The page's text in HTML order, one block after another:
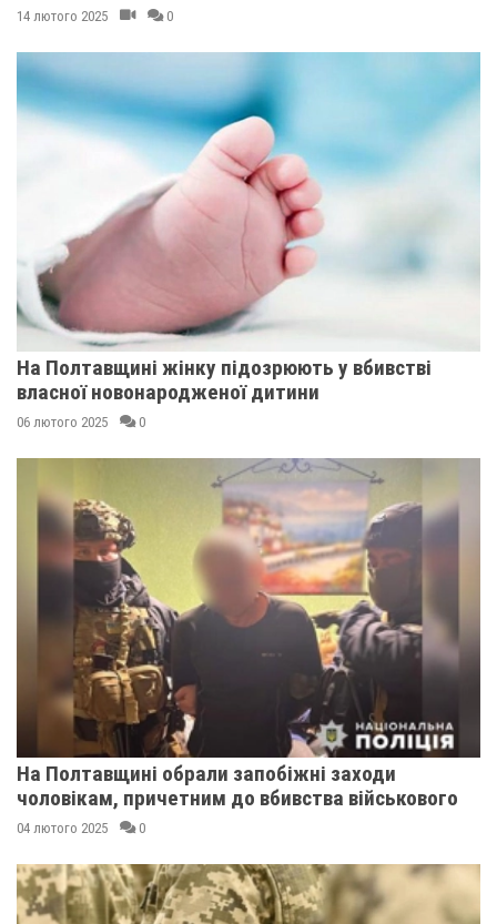
14 лютого 2025 0
На Полтавщині жінку підозрюють у вбивстві
власної новонародженої дитини
06 лютого 2025 0
На Полтавщині обрали запобіжні заходи
чоловікам, причетним до вбивства військового
04 лютого 2025 0